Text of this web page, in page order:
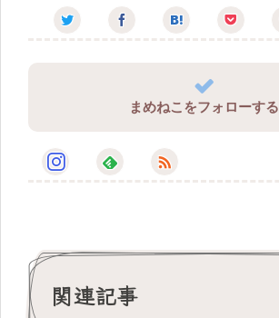
まめねこをフォローする
関連記事